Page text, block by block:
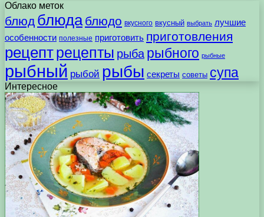
Облако меток
блюд блюда блюдо вкусного вкусный выбрать лучшие
особенности полезные приготовить приготовления
рецептрецепты рыба рыбного рыбные
рыбный рыбой рыбы секреты советы супа
Интересное